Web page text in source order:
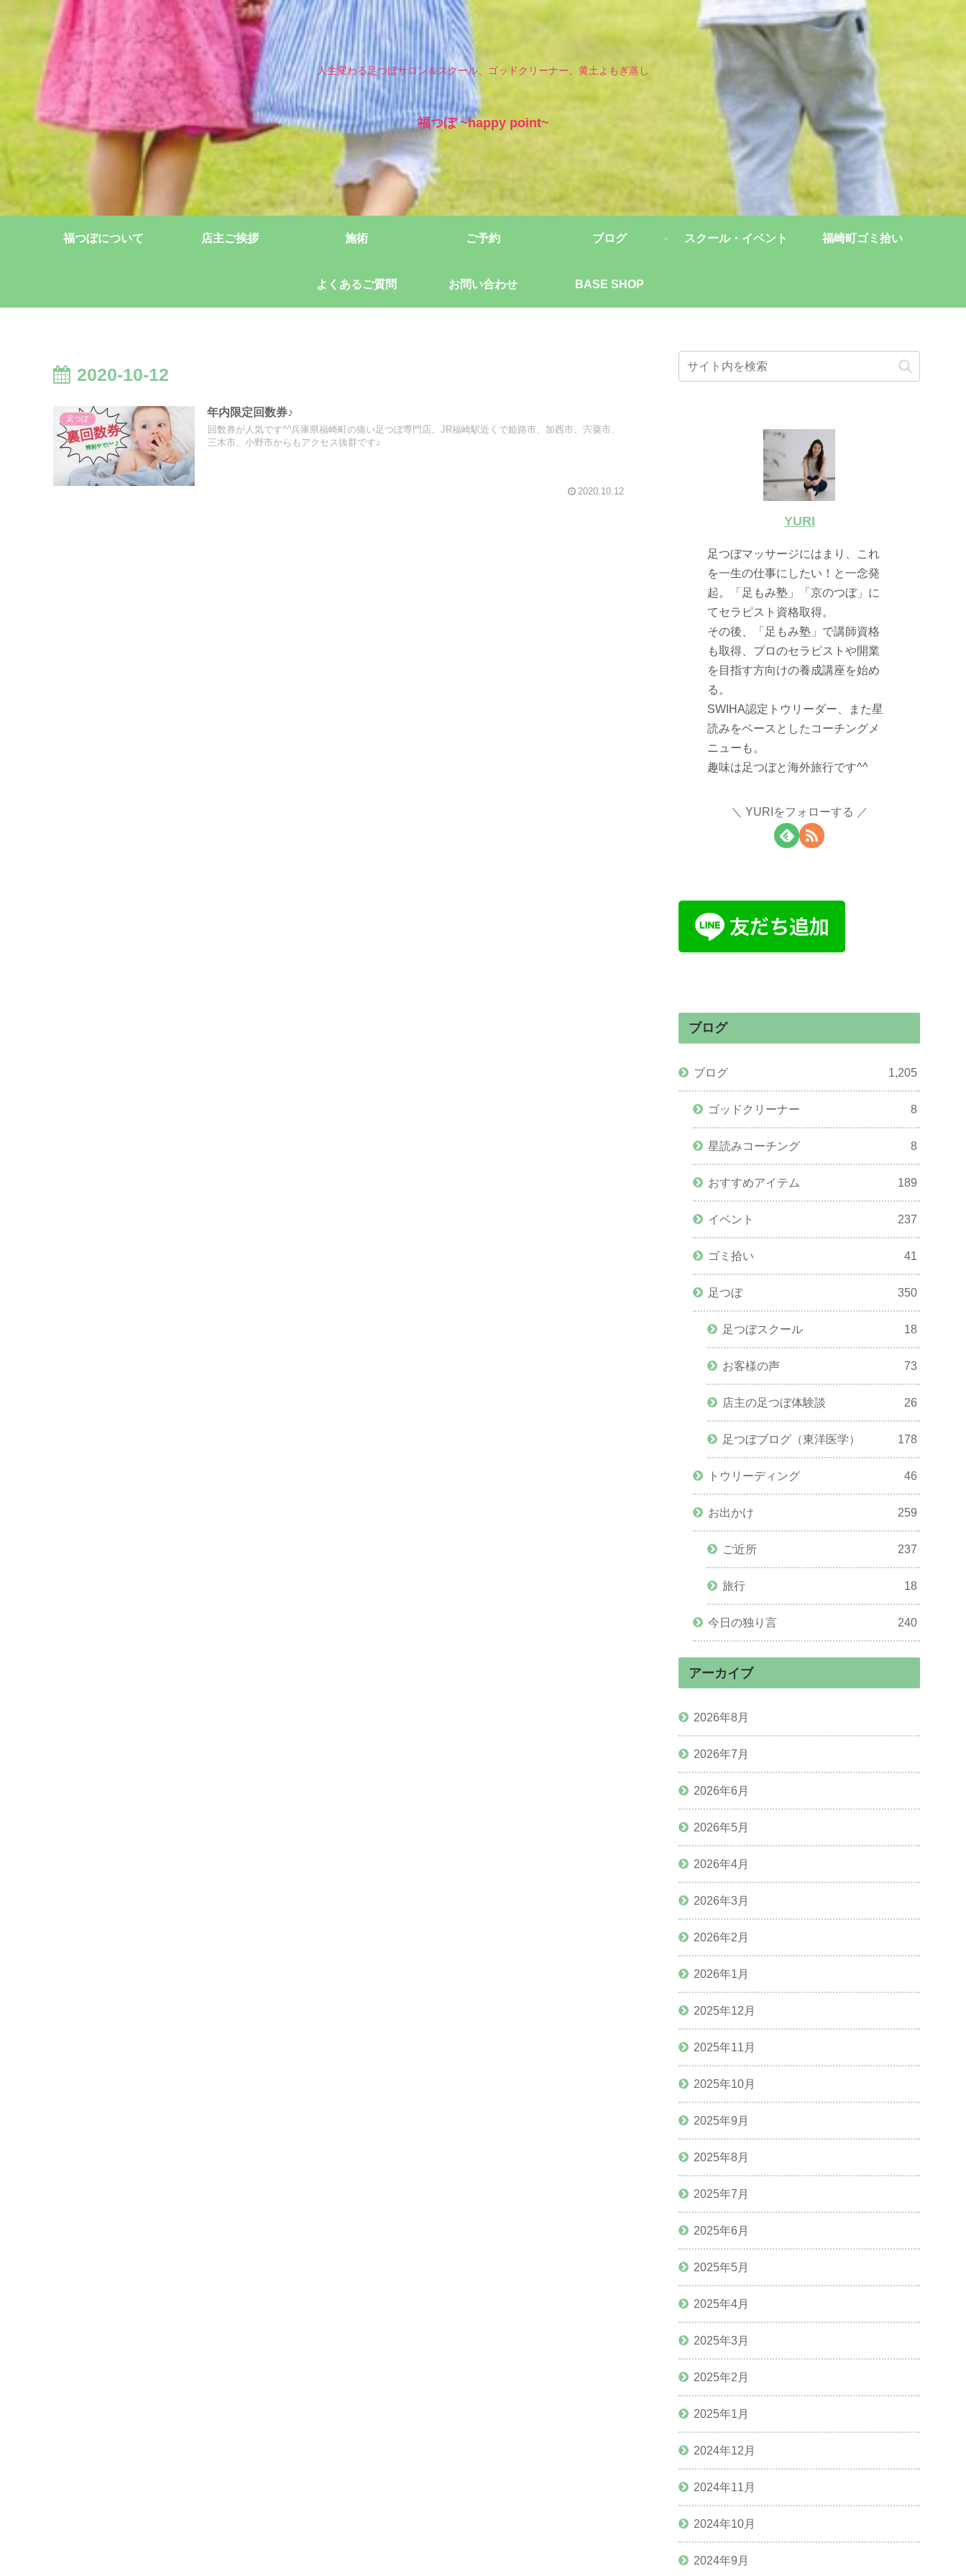
人生変わる足つぼサロン＆スクール、ゴッドクリーナー、黄土よもぎ蒸し
福つぼ ~happy point~
福つぼについて 店主ご挨拶 施術 ご予約 ブログ スクール・イベント 福崎町ゴミ拾い
よくあるご質問 お問い合わせ BASE SHOP
2020-10-12
足つぼ
年内限定回数券♪
回数券が人気です^^兵庫県福崎町の痛い足つぼ専門店。JR福崎駅近くで姫路市、加西市、宍粟市、
三木市、小野市からもアクセス抜群です♪
2020.10.12
YURI
足つぼマッサージにはまり、これ
を一生の仕事にしたい！と一念発
起。「足もみ塾」「京のつぼ」に
てセラピスト資格取得。
その後、「足もみ塾」で講師資格
も取得、プロのセラピストや開業
を目指す方向けの養成講座を始め
る。
SWIHA認定トウリーダー、また星
読みをベースとしたコーチングメ
ニューも。
趣味は足つぼと海外旅行です^^
YURIをフォローする
ブログ
ブログ 1,205
ゴッドクリーナー 8
星読みコーチング 8
おすすめアイテム 189
イベント 237
ゴミ拾い 41
足つぼ 350
足つぼスクール 18
お客様の声 73
店主の足つぼ体験談 26
足つぼブログ（東洋医学） 178
トウリーディング 46
お出かけ 259
ご近所 237
旅行 18
今日の独り言 240
アーカイブ
2026年8月
2026年7月
2026年6月
2026年5月
2026年4月
2026年3月
2026年2月
2026年1月
2025年12月
2025年11月
2025年10月
2025年9月
2025年8月
2025年7月
2025年6月
2025年5月
2025年4月
2025年3月
2025年2月
2025年1月
2024年12月
2024年11月
2024年10月
2024年9月